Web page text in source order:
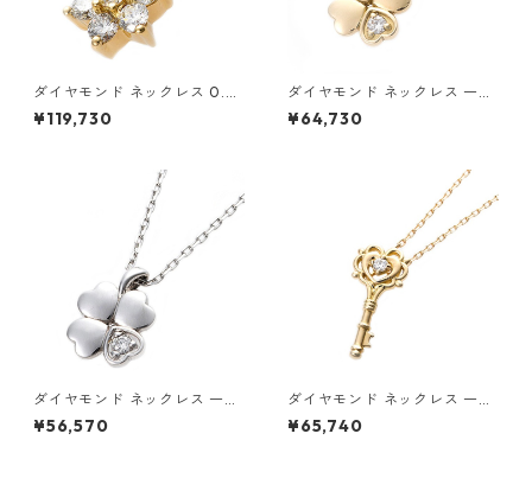
ダイヤモンド ネックレス 0.3c
t K18 イエローゴールド 0.3カ
ラット 花 フラワーモチーフ ペ
¥119,730
ダイヤモンド ネックレス 一粒
0.014ct K18 イエローゴール
ド 四葉 クローバーモチーフ ペ
¥64,730
ダイヤモンド ネックレス 一粒
0.014ct プラチナ Pt900 四
葉 クローバーモチーフ ペンダ
¥56,570
ダイヤモンド ネックレス 一粒
K18 イエローゴールド 鍵 キー
モチーフ ペンダント 鑑別カー
¥65,740